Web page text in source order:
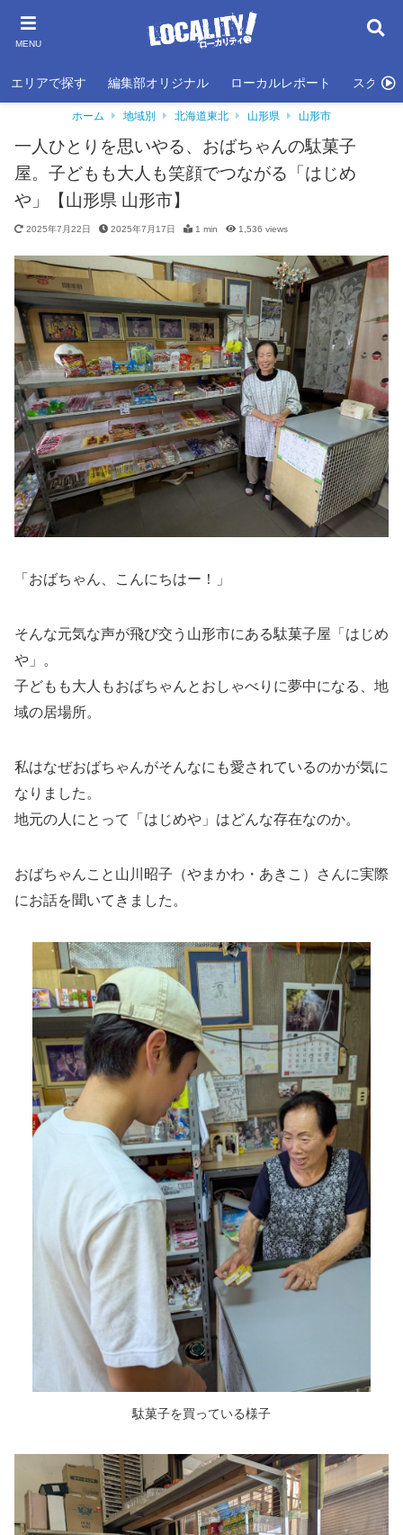
MENU
エリアで探す 編集部オリジナル ローカルレポート スクール
ホーム 地域別 北海道東北 山形県 山形市
一人ひとりを思いやる、おばちゃんの駄菓子
屋。子どもも大人も笑顔でつながる「はじめ
や」【山形県 山形市】
2025年7月22日 2025年7月17日 1 min 1,536 views
「おばちゃん、こんにちはー！」
そんな元気な声が飛び交う山形市にある駄菓子屋「はじめ
や」。
子どもも大人もおばちゃんとおしゃべりに夢中になる、地
域の居場所。
私はなぜおばちゃんがそんなにも愛されているのかが気に
なりました。
地元の人にとって「はじめや」はどんな存在なのか。
おばちゃんこと山川昭子（やまかわ・あきこ）さんに実際
にお話を聞いてきました。
駄菓子を買っている様子